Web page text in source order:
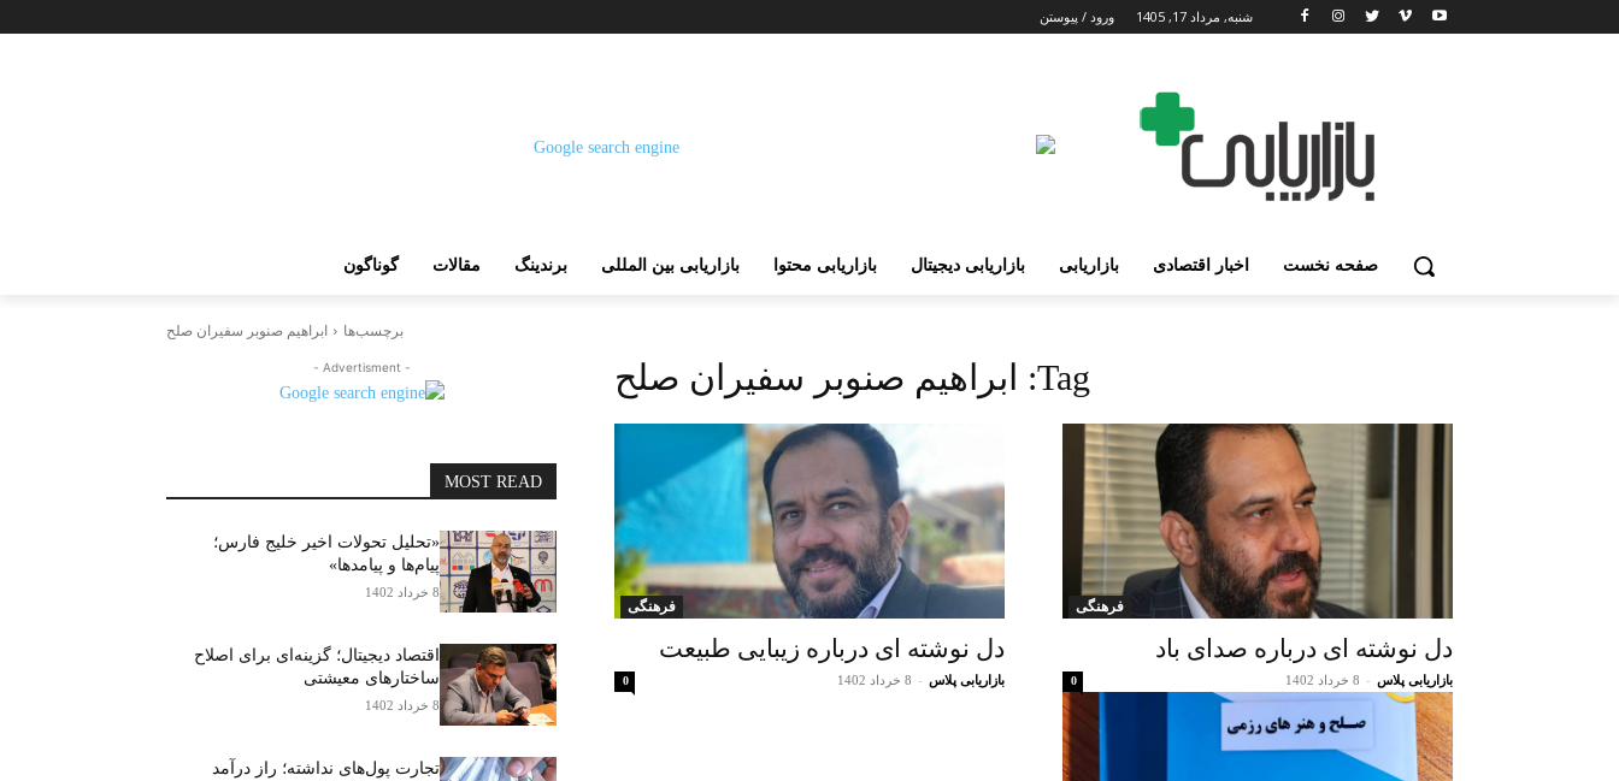
شنبه, مرداد 17, 1405 ورود / پیوستن
صفحه نخست اخبار اقتصادی بازاریابی بازاریابی دیجیتال بازاریابی محتوا بازاریابی بین المللی برندینگ مقالات گوناگون
برچسب‌ها ابراهیم صنوبر سفیران صلح
Tag: ابراهیم صنوبر سفیران صلح
فرهنگی
دل نوشته ای درباره صدای باد
بازاریابی پلاس - 8 خرداد 1402 0
فرهنگی
دل نوشته ای درباره زیبایی طبیعت
بازاریابی پلاس - 8 خرداد 1402 0
- Advertisment -
MOST READ
«تحلیل تحولات اخیر خلیج فارس؛
پیام‌ها و پیامدها»
8 خرداد 1402
اقتصاد دیجیتال؛ گزینه‌ای برای اصلاح
ساختارهای معیشتی
8 خرداد 1402
تجارت پول‌های نداشته؛ راز درآمد